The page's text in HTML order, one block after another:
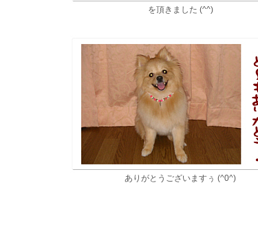
を頂きました (^^)
ありがとうございますぅ (^0^)